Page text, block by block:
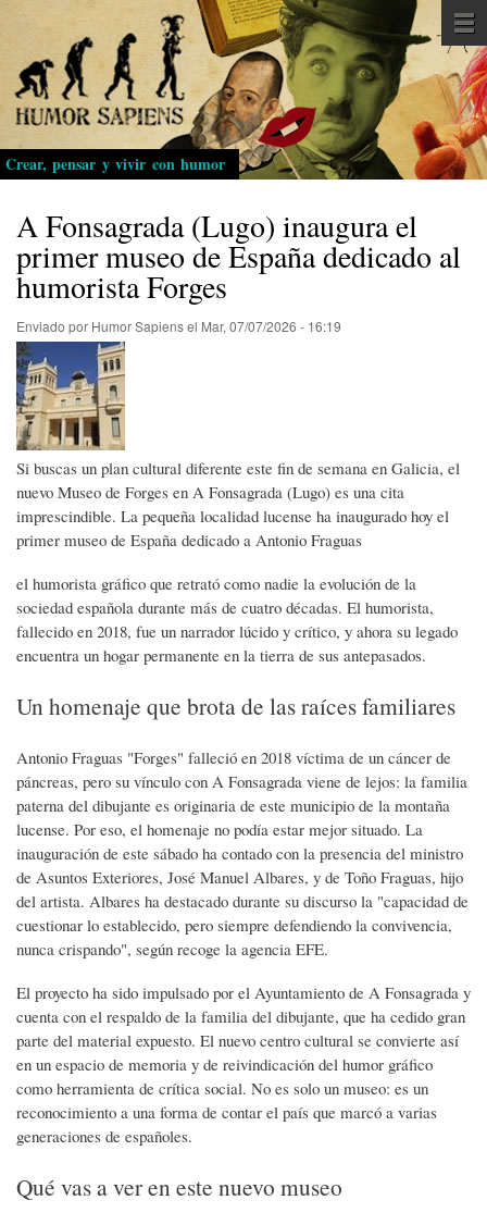
Pasar
al
contenido
principal
Crear, pensar y vivir con humor
A Fonsagrada (Lugo) inaugura el
primer museo de España dedicado al
humorista Forges
Enviado por Humor Sapiensel Mar, 07/07/2026 - 16:19
Si buscas un plan cultural diferente este fin de semana en Galicia, el
nuevo Museo de Forges en A Fonsagrada (Lugo) es una cita
imprescindible. La pequeña localidad lucense ha inaugurado hoy el
primer museo de España dedicado a Antonio Fraguas
el humorista gráfico que retrató como nadie la evolución de la
sociedad española durante más de cuatro décadas. El humorista,
fallecido en 2018, fue un narrador lúcido y crítico, y ahora su legado
encuentra un hogar permanente en la tierra de sus antepasados.
Un homenaje que brota de las raíces familiares
Antonio Fraguas "Forges" falleció en 2018 víctima de un cáncer de
páncreas, pero su vínculo con A Fonsagrada viene de lejos: la familia
paterna del dibujante es originaria de este municipio de la montaña
lucense. Por eso, el homenaje no podía estar mejor situado. La
inauguración de este sábado ha contado con la presencia del ministro
de Asuntos Exteriores, José Manuel Albares, y de Toño Fraguas, hijo
del artista. Albares ha destacado durante su discurso la "capacidad de
cuestionar lo establecido, pero siempre defendiendo la convivencia,
nunca crispando", según recoge la agencia EFE.
El proyecto ha sido impulsado por el Ayuntamiento de A Fonsagrada y
cuenta con el respaldo de la familia del dibujante, que ha cedido gran
parte del material expuesto. El nuevo centro cultural se convierte así
en un espacio de memoria y de reivindicación del humor gráfico
como herramienta de crítica social. No es solo un museo: es un
reconocimiento a una forma de contar el país que marcó a varias
generaciones de españoles.
Qué vas a ver en este nuevo museo